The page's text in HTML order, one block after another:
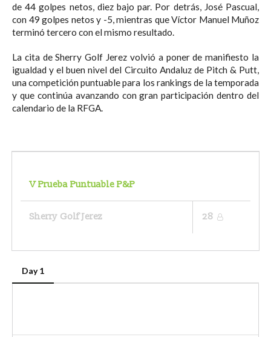
de 44 golpes netos, diez bajo par. Por detrás, José Pascual,
con 49 golpes netos y -5, mientras que Víctor Manuel Muñoz
terminó tercero con el mismo resultado.
La cita de Sherry Golf Jerez volvió a poner de manifiesto la
igualdad y el buen nivel del Circuito Andaluz de Pitch & Putt,
una competición puntuable para los rankings de la temporada
y que continúa avanzando con gran participación dentro del
calendario de la RFGA.
V Prueba Puntuable P&P
Sherry Golf Jerez 28
Day 1